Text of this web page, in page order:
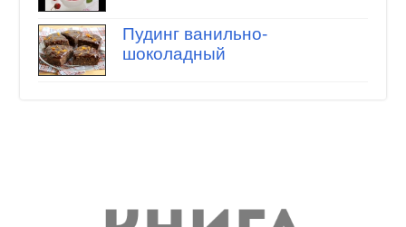
Пудинг ванильно-
шоколадный